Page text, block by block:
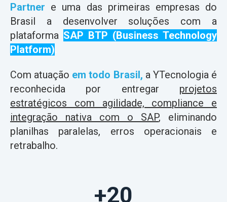
Partner e uma das primeiras empresas do
Brasil a desenvolver soluções com a
plataforma SAP BTP (Business Technology
Platform)
Com atuação em todo Brasil, a YTecnologia é
reconhecida por entregar projetos
estratégicos com agilidade, compliance e
integração nativa com o SAP, eliminando
planilhas paralelas, erros operacionais e
retrabalho.
+20